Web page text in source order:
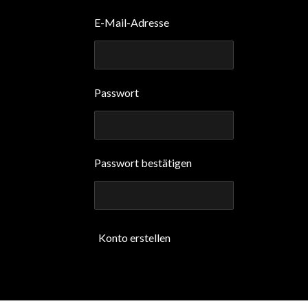
E-Mail-Adresse
Passwort
Passwort bestätigen
Konto erstellen